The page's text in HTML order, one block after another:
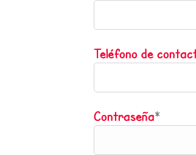
Teléfono de
Contraseña*